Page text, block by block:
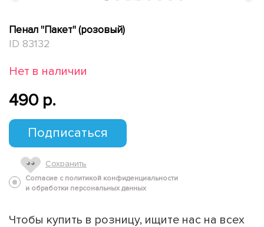
Пенал "Пакет" (розовый)
ID 83132
Нет в наличии
490 p.
Подписаться
Сохранить
Согласие с политикой конфиденциальности
и обработки персональных данных
Чтобы купить в розницу, ищите нас на всех